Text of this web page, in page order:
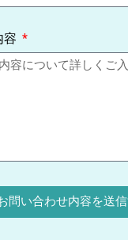
容
問い合わせ内容を送